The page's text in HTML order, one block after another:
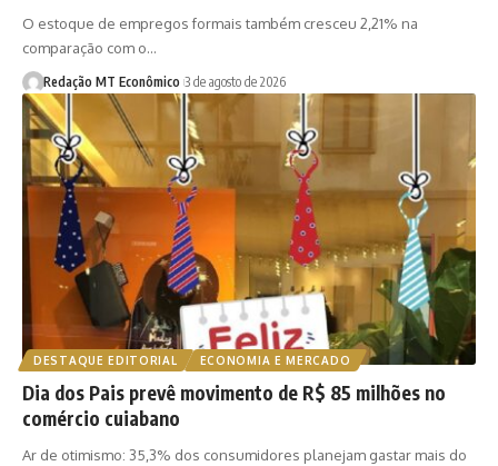
O estoque de empregos formais também cresceu 2,21% na
comparação com o…
Redação MT Econômico 3 de agosto de 2026
DESTAQUE EDITORIAL ECONOMIA E MERCADO
Dia dos Pais prevê movimento de R$ 85 milhões no
comércio cuiabano
Ar de otimismo: 35,3% dos consumidores planejam gastar mais do